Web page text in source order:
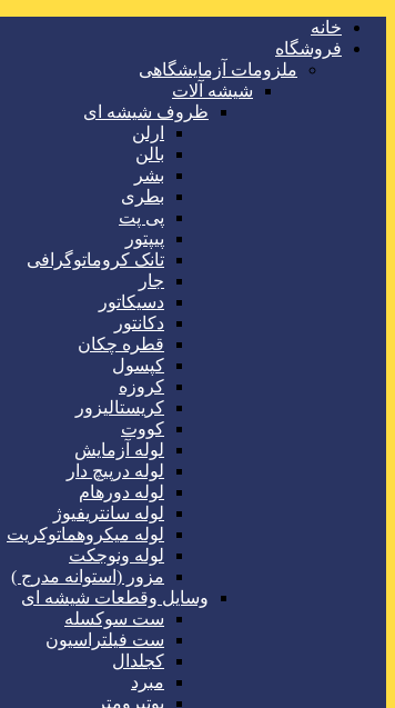
خانه
فروشگاه
ملزومات آزمایشگاهی
شیشه آلات
ظروف شیشه ای
ارلن
بالن
بشر
بطری
پی پت
پیپتور
تانک کروماتوگرافی
جار
دسیکاتور
دکانتور
قطره چکان
کپسول
کروزه
کریستالیزور
کووت
لوله آزمایش
لوله درپیچ دار
لوله دورهام
لوله سانتریفیوژ
لوله میکروهماتوکریت
لوله ونوجکت
مزور (استوانه مدرج )
وسایل وقطعات شیشه ای
ست سوکسله
ست فیلتراسیون
کجلدال
مبرد
بوتیرومتر